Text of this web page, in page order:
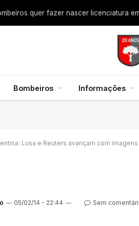
Bombeiros Informações
Lusa e Reuters avançam com
05/02/14 - 22:44 Sem